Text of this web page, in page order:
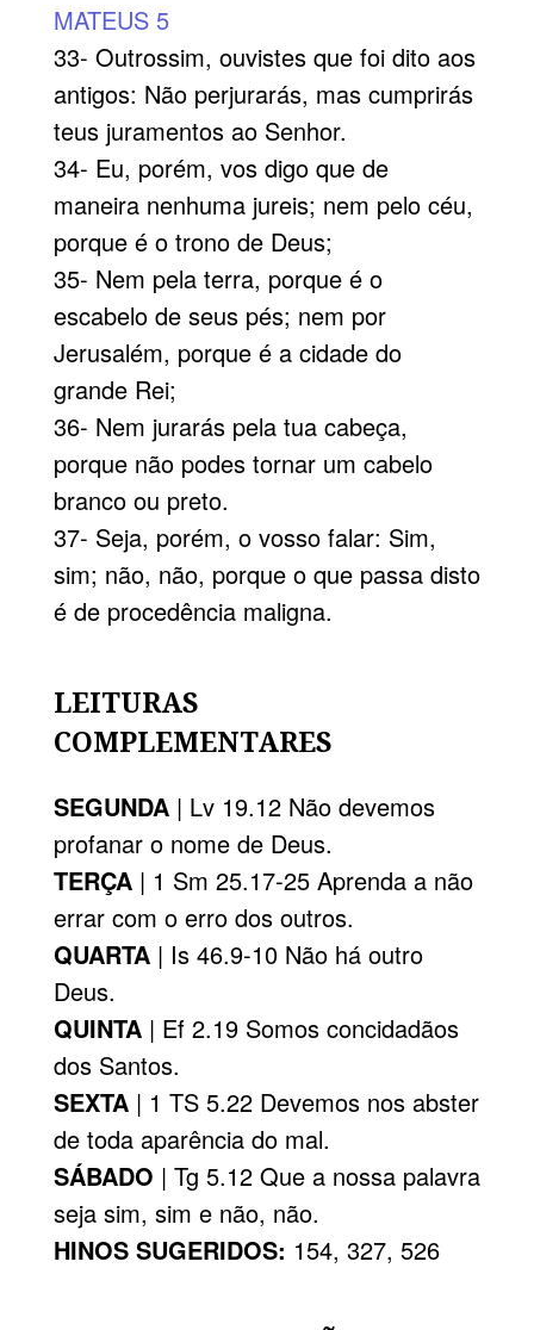
MATEUS 5
33- Outrossim, ouvistes que foi dito aos
antigos: Não perjurarás, mas cumprirás
teus juramentos ao Senhor.
34- Eu, porém, vos digo que de
maneira nenhuma jureis; nem pelo céu,
porque é o trono de Deus;
35- Nem pela terra, porque é o
escabelo de seus pés; nem por
Jerusalém, porque é a cidade do
grande Rei;
36- Nem jurarás pela tua cabeça,
porque não podes tornar um cabelo
branco ou preto.
37- Seja, porém, o vosso falar: Sim,
sim; não, não, porque o que passa disto
é de procedência maligna.
LEITURAS
COMPLEMENTARES
SEGUNDA | Lv 19.12 Não devemos
profanar o nome de Deus.
TERÇA | 1 Sm 25.17-25 Aprenda a não
errar com o erro dos outros.
QUARTA | Is 46.9-10 Não há outro
Deus.
QUINTA | Ef 2.19 Somos concidadãos
dos Santos.
SEXTA | 1 TS 5.22 Devemos nos abster
de toda aparência do mal.
SÁBADO | Tg 5.12 Que a nossa palavra
seja sim, sim e não, não.
HINOS SUGERIDOS: 154, 327, 526